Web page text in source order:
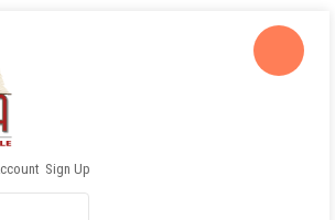
Sign Up